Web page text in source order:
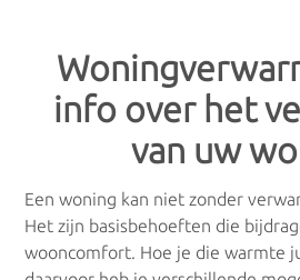
Stookolieketels
Biomassaketels
Combiketels
CV-ketels
van hen ontvangt, en maak zelf de keuze.
Alle offertes zijn volledig gratis en
info over het
van uw
Een woning kan niet zonder
Het zijn basisbehoeften die
wooncomfort. Hoe je die warmte